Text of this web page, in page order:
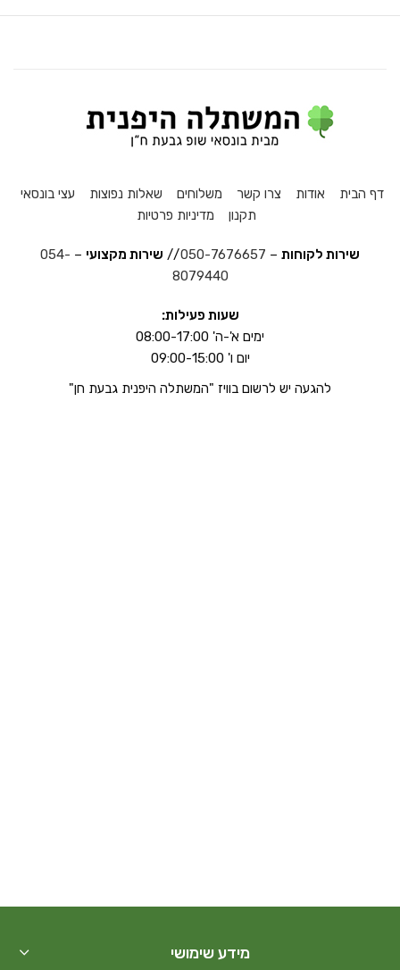
דף הבית אודות צרו קשר משלוחים שאלות נפוצות
עצי בונסאי
תקנון
מדיניות פרטיות
שירות לקוחות –
050-7676657
// שירות מקצועי –
054-
8079440
שעות פעילות:
ימים א'-ה' 08:00-17:00
יום ו' 09:00-15:00
להגעה יש לרשום בוויז "המשתלה היפנית גבעת חן"
מידע שימושי